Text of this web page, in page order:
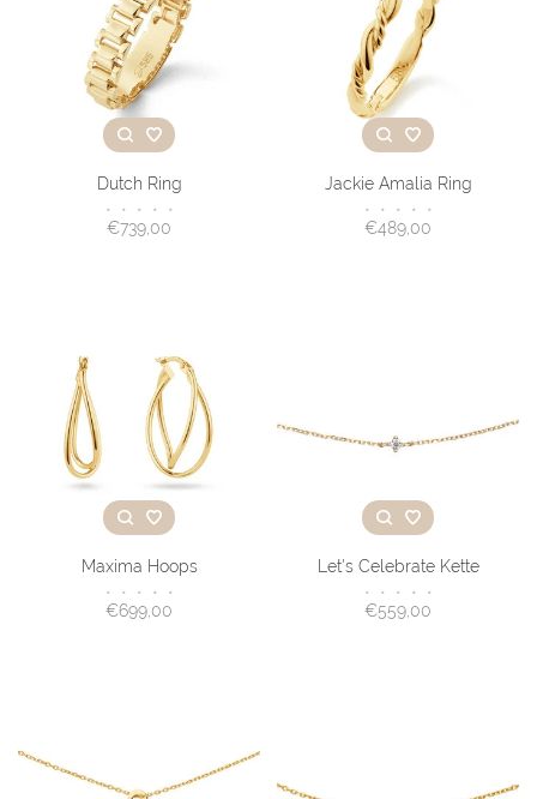
Dutch Ring
• • • • •
€739,00
Jackie Amalia Ring
• • • • •
€489,00
Maxima Hoops
• • • • •
€699,00
Let's Celebrate Kette
• • • • •
€559,00